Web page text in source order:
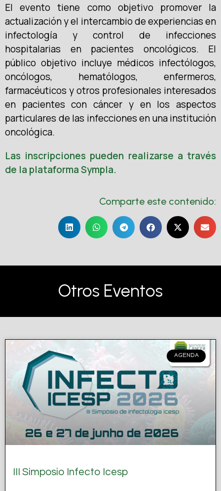
El evento tiene como objetivo promover la
actualización y el intercambio de experiencias en
infectología y control de infecciones
hospitalarias en pacientes oncológicos. El
público objetivo incluye médicos infectólogos,
oncólogos, hematólogos, enfermeros,
farmacéuticos y otros profesionales interesados
en pacientes con cáncer y en los aspectos
particulares de las infecciones en una institución
oncológica.
Las inscripciones pueden realizarse a través
de la plataforma Sympla.
Comparte este contenido:
Otros Eventos
AGENDA
III Simposio Infecto Icesp